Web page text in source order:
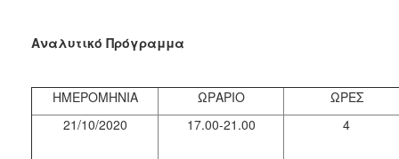
Αναλυτικό Πρόγραμμα
ΗΜΕΡΟΜΗΝΙΑ ΩΡΑΡΙΟ
ΩΡΕΣ
21/10/2020
17.00-21.00 4